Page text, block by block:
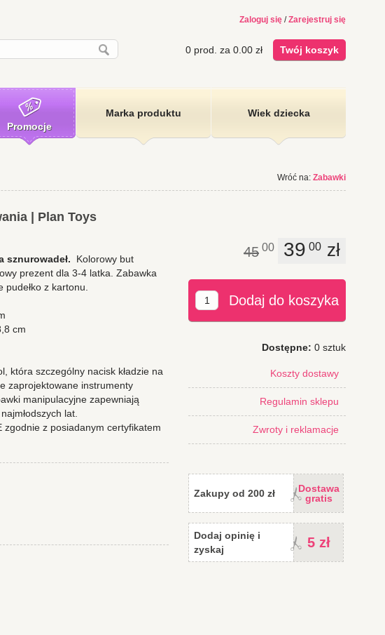
Zaloguj się /Zarejestruj się
Twój koszyk
0 prod. za 0.00 zł
Promocje
Marka produktu Wiek dziecka
Wróć na: Zabawki
| Plan Toys
sznurowadeł. Kolorowy but
prezent dla 3-4 latka. Zabawka
z kartonu.
cm
która szczególny nacisk kładzie na
zaprojektowane instrumenty
manipulacyjne zapewniają
lat.
z posiadanym certyfikatem
39 00 zł
45 00
Dodaj do koszyka
Dostępne: 0 sztuk
Koszty dostawy
Regulamin sklepu
Zwroty i reklamacje
Zakupy od 200 zł
Dostawa
gratis
Dodaj opinię i
zyskaj
5 zł